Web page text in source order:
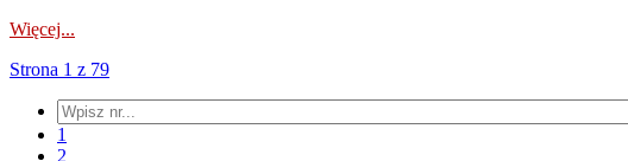
Więcej...
Strona 1 z 79
1
2